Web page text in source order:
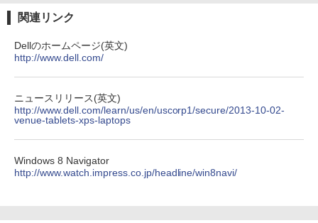
4
楽譜 吹奏楽J−POP 好きすぎて滅！〔Gra
料】
￥5,940
5
ふかふかダンジョン攻略記〜俺の異世界
るーとゅーす コードレス ENCノイズキャン
セリング 自動ペアリング Type-C充電 マイク
付き 防水 タッチ式音量調整 スポーツ/通勤/通
￥2,599
￥250
art Basic)
￥1,625
コカ・コーラ やかんの麦茶 from 爽健美茶 ラ
ベルレス 650mlPET×24本
￥572
版ビッグガンガンコミックス)
関連リンク
Dellのホームページ(英文)
http://www.dell.com/
ニュースリリース(英文)
http://www.dell.com/learn/us/en/uscorp1/secure/2013-10-02-
venue-tablets-xps-laptops
Windows 8 Navigator
http://www.watch.impress.co.jp/headline/win8navi/